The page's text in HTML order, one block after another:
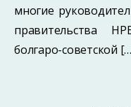
многие
правительства
болгаро-советской